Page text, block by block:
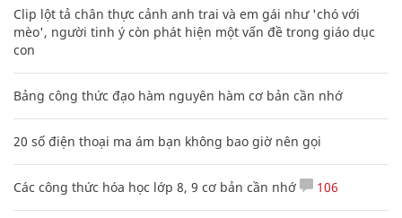
Clip lột tả chân thực cảnh anh trai và em gái như 'chó với
mèo', người tinh ý còn phát hiện một vấn đề trong giáo dục
con
Bảng công thức đạo hàm nguyên hàm cơ bản cần nhớ
20 số điện thoại ma ám bạn không bao giờ nên gọi
Các công thức hóa học lớp 8, 9 cơ bản cần nhớ 106